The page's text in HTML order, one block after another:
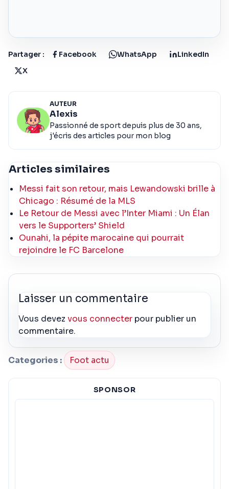
Partager : Facebook WhatsApp
LinkedIn
X
AUTEUR
Alexis
Passionné de sport depuis plus de 30 ans,
j'écris des articles pour mon blog
Articles similaires
Messi fait son retour, mais Lewandowski brille à
Chicago : Résumé de la MLS
Le Retour de Messi avec l’Inter Miami : Un Élan
vers le Supporters’ Shield
Ounahi, la pépite marocaine qui pourrait
rejoindre le FC Barcelone
Laisser un commentaire
Vous devezvous connecter pour publier un
commentaire.
Categories : Foot actu
SPONSOR